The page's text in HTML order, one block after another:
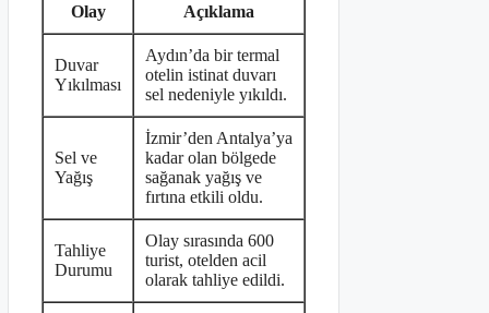
Olay Açıklama
Duvar
Yıkılması
Aydın’da bir termal
otelin istinat duvarı
sel nedeniyle yıkıldı.
Sel ve
Yağış
İzmir’den Antalya’ya
kadar olan bölgede
sağanak yağış ve
fırtına etkili oldu.
Tahliye
Durumu
Olay sırasında 600
turist, otelden acil
olarak tahliye edildi.